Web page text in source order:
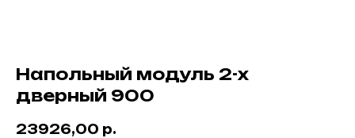
Напольный модуль 2-х
дверный 900
23926,00 р.